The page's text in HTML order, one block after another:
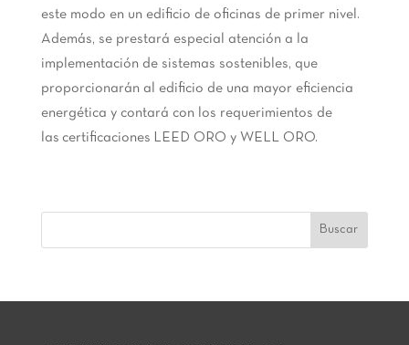
este modo en un edificio de oficinas de primer nivel.
Además, se prestará especial atención a la
implementación de sistemas sostenibles, que
proporcionarán al edificio de una mayor eficiencia
energética y contará con los requerimientos de
las certificaciones LEED ORO y WELL ORO.